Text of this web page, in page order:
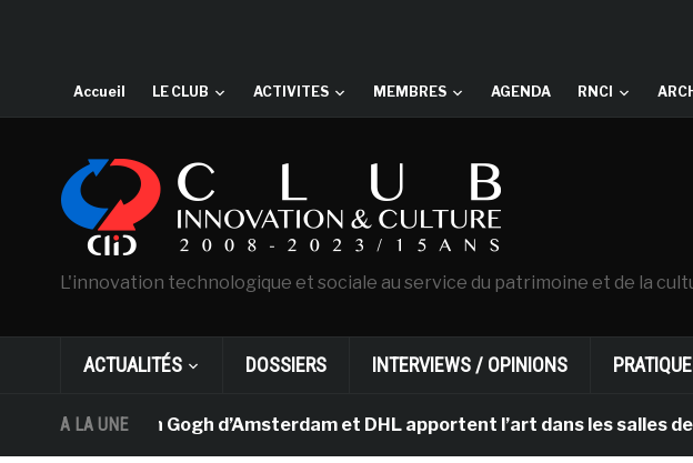
Accueil LE CLUB ACTIVITES MEMBRES AGENDA RNCI
L'innovation technologique et sociale au service du patrimoine et de la
ACTUALITÉS DOSSIERS INTERVIEWS / OPINIONS
A LA UNE
musée Van Gogh d’Amsterdam et DHL apportent l’art dans les salles de